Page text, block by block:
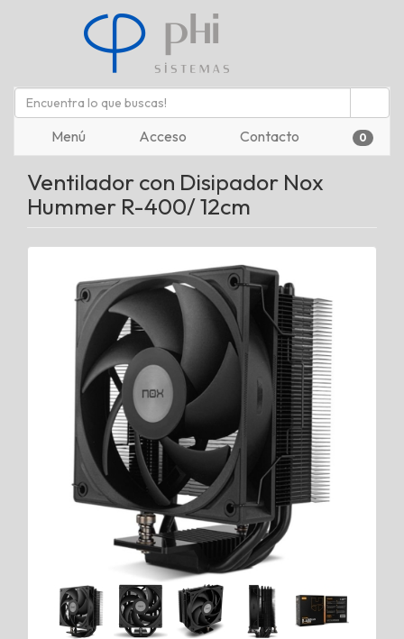
Menú Acceso Contacto 0
Ventilador con Disipador Nox
Hummer R-400/ 12cm